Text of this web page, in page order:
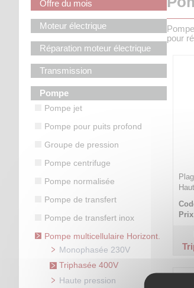
Offre du mois
Moteur électrique
Réparation moteur électrique
Transmission
Pompe
Pompe jet
Pompe pour puits profond
Groupe de pression
Pompe centrifuge
Pompe normalisée
Pompe de transfert
Pompe de transfert inox
Pompe multicellulaire Horizont.
Monophasée 230V
Triphasée 400V
Haute pression
pour